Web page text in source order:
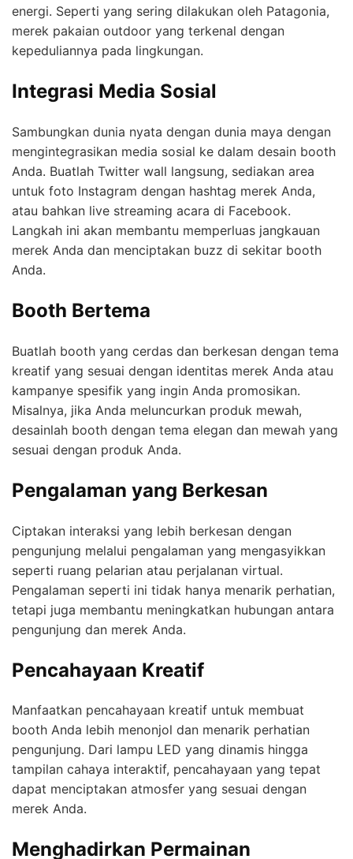
energi. Seperti yang sering dilakukan oleh Patagonia,
merek pakaian outdoor yang terkenal dengan
kepeduliannya pada lingkungan.
Integrasi Media Sosial
Sambungkan dunia nyata dengan dunia maya dengan
mengintegrasikan media sosial ke dalam desain booth
Anda. Buatlah Twitter wall langsung, sediakan area
untuk foto Instagram dengan hashtag merek Anda,
atau bahkan live streaming acara di Facebook.
Langkah ini akan membantu memperluas jangkauan
merek Anda dan menciptakan buzz di sekitar booth
Anda.
Booth Bertema
Buatlah booth yang cerdas dan berkesan dengan tema
kreatif yang sesuai dengan identitas merek Anda atau
kampanye spesifik yang ingin Anda promosikan.
Misalnya, jika Anda meluncurkan produk mewah,
desainlah booth dengan tema elegan dan mewah yang
sesuai dengan produk Anda.
Pengalaman yang Berkesan
Ciptakan interaksi yang lebih berkesan dengan
pengunjung melalui pengalaman yang mengasyikkan
seperti ruang pelarian atau perjalanan virtual.
Pengalaman seperti ini tidak hanya menarik perhatian,
tetapi juga membantu meningkatkan hubungan antara
pengunjung dan merek Anda.
Pencahayaan Kreatif
Manfaatkan pencahayaan kreatif untuk membuat
booth Anda lebih menonjol dan menarik perhatian
pengunjung. Dari lampu LED yang dinamis hingga
tampilan cahaya interaktif, pencahayaan yang tepat
dapat menciptakan atmosfer yang sesuai dengan
merek Anda.
Menghadirkan Permainan